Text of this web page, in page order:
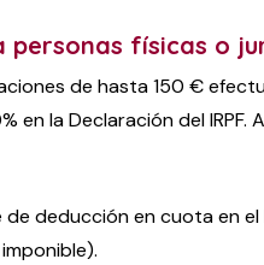
personas físicas o
de hasta 150 €
en la Declaración del
de deducción en cuota en